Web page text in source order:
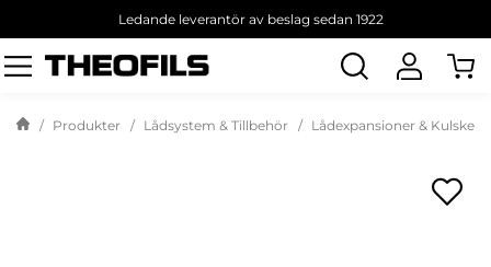
Ledande leverantör av beslag sedan 1922
Sök
produkt
Produkter Lådsystem & Tillbehör Lådexpansioner &